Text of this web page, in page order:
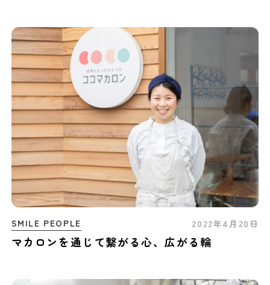
SMILE PEOPLE 2022年4月20日
マカロンを通じて繋がる心、広がる輪